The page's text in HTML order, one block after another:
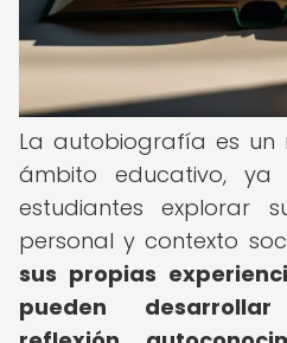
La autobiografía es un
ámbito educativo,
estudiantes explorar
personal y contexto
sus propias
pueden